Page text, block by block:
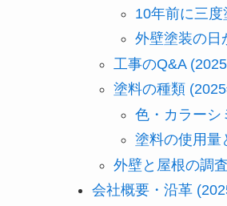
10年前に三
外壁塗装の日
工事のQ&A
塗料の種類
色・カラーシ
塗料の使用量
外壁と屋根の調
会社概要・沿革